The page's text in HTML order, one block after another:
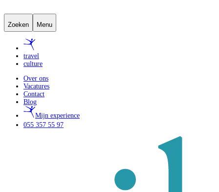
Zoeken Menu
travel
culture
Over ons
Vacatures
Contact
Blog
Mijn experience
055 357 55 97